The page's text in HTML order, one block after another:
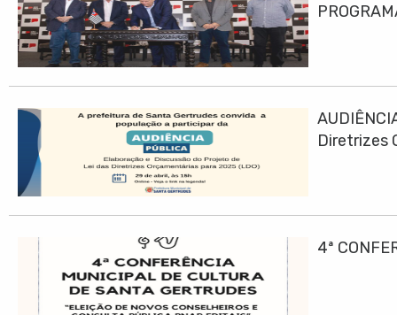
Diretrizes
4ª